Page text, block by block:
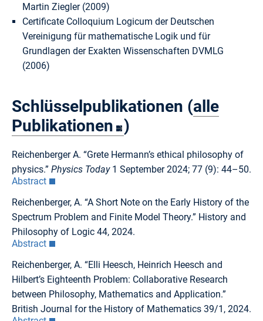
Martin Ziegler (2009)
Certificate Colloquium Logicum der Deutschen
Vereinigung für mathematische Logik und für
Grundlagen der Exakten Wissenschaften DVMLG
(2006)
Schlüsselpublikationen (alle
Publikationen )
Reichenberger A. “Grete Hermann’s ethical philosophy of
physics.” Physics Today1 September 2024; 77 (9): 44–50.
Abstract
Reichenberger, A. “A Short Note on the Early History of the
Spectrum Problem and Finite Model Theory.” History and
Philosophy of Logic 44, 2024.
Abstract
Reichenberger, A. “Elli Heesch, Heinrich Heesch and
Hilbert’s Eighteenth Problem: Collaborative Research
between Philosophy, Mathematics and Application.”
British Journal for the History of Mathematics 39/1, 2024.